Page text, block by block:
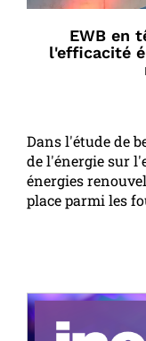
EWB en
l'efficacité
Dans l'étude de
de l'énergie sur
énergies
place parmi les